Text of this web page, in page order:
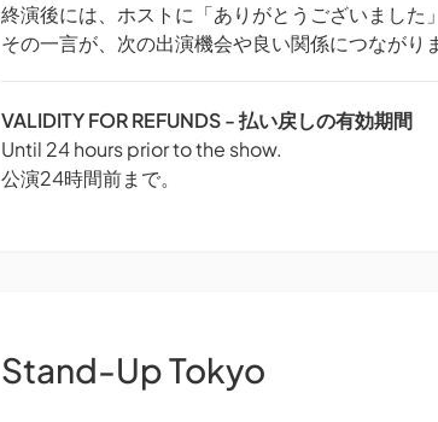
終演後には、ホストに「ありがとうございました
その一言が、次の出演機会や良い関係につながり
VALIDITY FOR REFUNDS - 払い戻しの有効期間
Until 24 hours prior to the show.
公演24時間前まで。
Stand-Up Tokyo